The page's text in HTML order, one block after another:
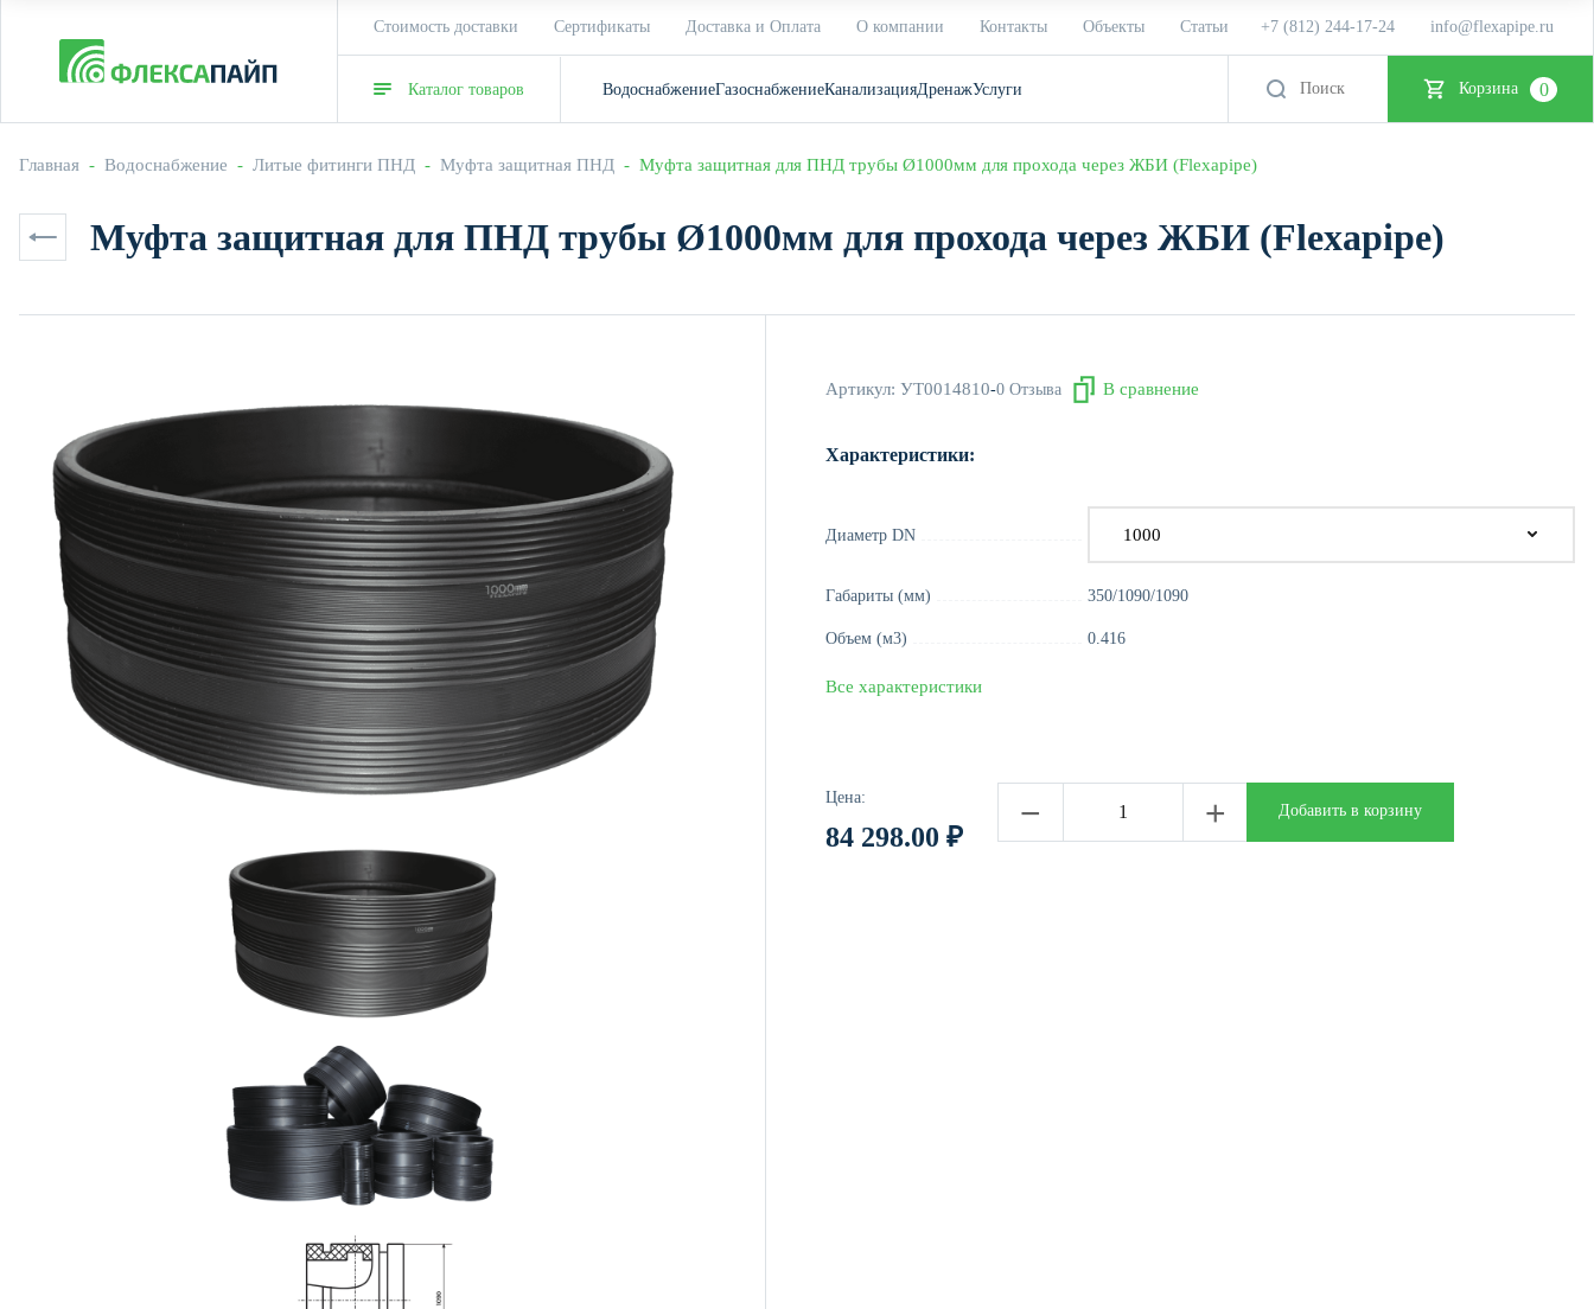
Стоимость доставки Сертификаты Доставка и Оплата О компании Контакты Объекты Статьи +7 (812) 244-17-24 info@flexapipe.ru
Каталог товаров ВодоснабжениеГазоснабжениеКанализацияДренажУслуги Корзина 0
Главная - Водоснабжение - Литые фитинги ПНД - Муфта защитная ПНД -  Муфта защитная для ПНД трубы Ø1000мм для прохода через ЖБИ (Flexapipe)
Муфта защитная для ПНД трубы Ø1000мм для прохода через ЖБИ (Flexapipe)
Артикул: УТ0014810-0 Отзыва В сравнение
Характеристики:
Диаметр DN
Габариты (мм) 350/1090/1090
Объем (м3) 0.416
Все характеристики
Цена:
84 298.00 ₽
− + Добавить в корзину